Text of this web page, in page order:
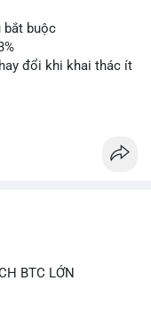
bắt buộc
đổi khi khai thác ít
BTC LỚN